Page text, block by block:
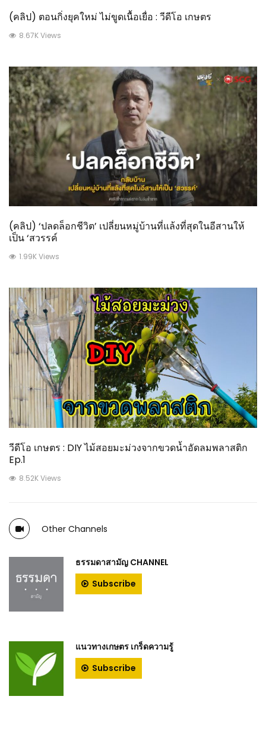
(คลิป) ตอนกิ่งยุคใหม่ ไม่ขูดเนื้อเยื่อ : วีดีโอ เกษตร
8.67K Views
(คลิป) ‘ปลดล็อกชีวิต’ เปลี่ยนหมู่บ้านที่แล้งที่สุดในอีสานให้
เป็น ‘สวรรค์
1.99K Views
วีดีโอ เกษตร : DIY ไม้สอยมะม่วงจากขวดน้ำอัดลมพลาสติก
Ep.1
8.52K Views
Other Channels
ธรรมดาสามัญ CHANNEL
Subscribe
แนวทางเกษตร เกร็ดความรู้
Subscribe